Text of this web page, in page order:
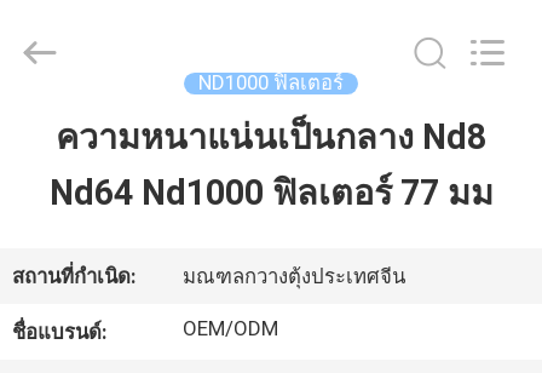
บ้าน
เกี่ยว
Bright
Shadow
ND1000 ฟิลเตอร์
ความหนาแน่นเป็นกลาง Nd8
Nd64 Nd1000 ฟิลเตอร์ 77 มม
สถานที่กำเนิด: มณฑลกวางตุ้งประเทศจีน
ชื่อแบรนด์: OEM/ODM